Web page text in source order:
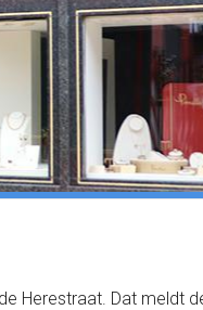
Herestraat. Dat meldt